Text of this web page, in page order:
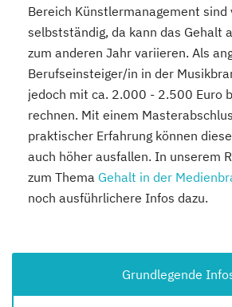
Bereich Künstlermanagement sind
selbstständig, da kann das Gehalt
zum anderen Jahr variieren. Als
Berufseinsteiger/in in der
jedoch mit ca. 2.000 - 2.500 Euro
rechnen. Mit einem
praktischer Erfahrung können
auch höher ausfallen. In unserem
zum Thema Gehalt in der
noch ausführlichere Infos dazu.
Grundlegende